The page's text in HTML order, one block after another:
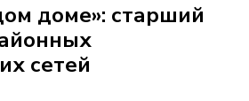
доме»: старший
сетей